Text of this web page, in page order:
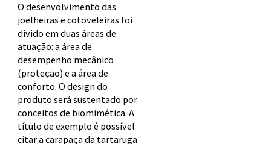
O desenvolvimento das
joelheiras e cotoveleiras foi
divido em duas áreas de
atuação: a área de
desempenho mecânico
(proteção) e a área de
conforto. O design do
produto será sustentado por
conceitos de biomimética. A
título de exemplo é possível
citar a carapaça da tartaruga